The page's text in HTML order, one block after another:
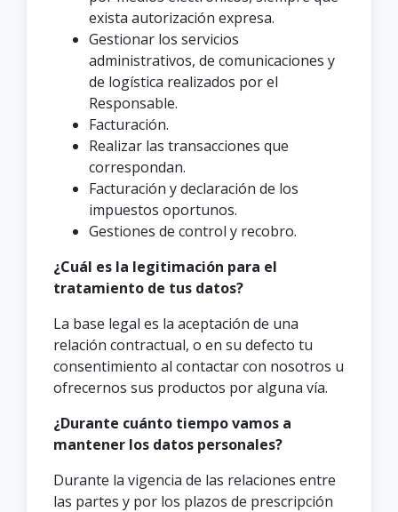
exista autorización expresa.
Gestionar los servicios
administrativos, de comunicaciones y
de logística realizados por el
Responsable.
Facturación.
Realizar las transacciones que
correspondan.
Facturación y declaración de los
impuestos oportunos.
Gestiones de control y recobro.
¿Cuál es la legitimación para el
tratamiento de tus datos?
La base legal es la aceptación de una
relación contractual, o en su defecto tu
consentimiento al contactar con nosotros u
ofrecernos sus productos por alguna vía.
¿Durante cuánto tiempo vamos a
mantener los datos personales?
Durante la vigencia de las relaciones entre
las partes y por los plazos de prescripción